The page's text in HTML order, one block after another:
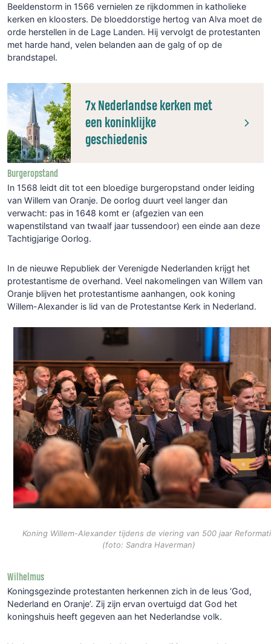
Beeldenstorm in 1566 vernielen ze rijkdommen in katholieke
kerken en kloosters. De bloeddorstige hertog van Alva moet de
orde herstellen in de Lage Landen. Hij vervolgt de protestanten
met harde hand, velen belanden aan de galg of op de
brandstapel.
7x Nederlandse kerken met
een koninklijke
geschiedenis
Burgeropstand
In 1568 leidt dit tot een bloedige burgeropstand onder leiding
van Willem van Oranje. De oorlog duurt veel langer dan
verwacht: pas in 1648 komt er (afgezien van een
wapenstilstand van twaalf jaar tussendoor) een einde aan deze
Tachtigjarige Oorlog.
In de nieuwe Republiek der Verenigde Nederlanden krijgt het
protestantisme de overhand. Veel nakomelingen van Willem van
Oranje blijven het protestantisme aanhangen, ook koning
Willem-Alexander is lid van de Protestantse Kerk in Nederland.
Koning Willem-Alexander tijdens de viering van 500 jaar
(foto: Sandra Haverman)
Wilhelmus
Koningsgezinde protestanten herkennen zich in de leus ‘God,
Nederland en Oranje’. Zij zijn ervan overtuigd dat God het
koningshuis heeft gegeven aan het Nederlandse volk.